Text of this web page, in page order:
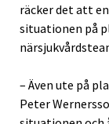
räcker det att
situationen på
– Även ute på
Peter